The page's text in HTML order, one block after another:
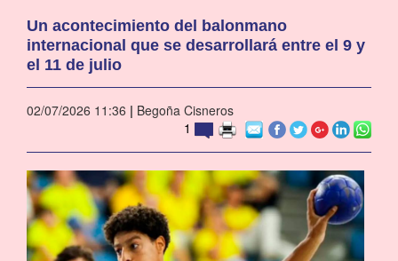
Un acontecimiento del balonmano
internacional que se desarrollará entre el 9 y
el 11 de julio
02/07/2026 11:36 | Begoña Cisneros
1